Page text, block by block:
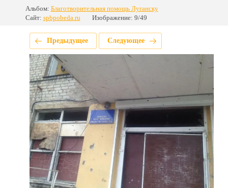
Альбом: Благотворительная помощь Луганску
Сайт: spbpobeda.ru Изображение: 9/49
Предыдущее Следующее